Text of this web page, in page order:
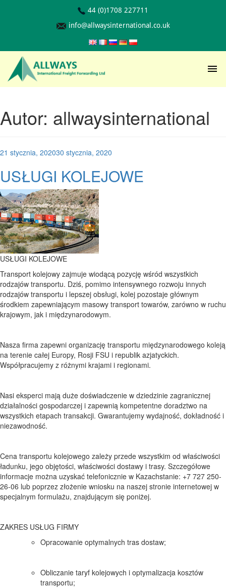
44 (0)1708 227711
info@allwaysinternational.co.uk
Autor: allwaysinternational
Posted
21 stycznia, 202030 stycznia, 2020
USŁUGI KOLEJOWE
USŁUGI KOLEJOWE
Transport kolejowy zajmuje wiodącą pozycję wśród wszystkich
rodzajów transportu. Dziś, pomimo intensywnego rozwoju innych
rodzajów transportu i lepszej obsługi, kolej pozostaje głównym
środkiem zapewniającym masowy transport towarów, zarówno w ruchu
krajowym, jak i międzynarodowym.
Nasza firma zapewni organizację transportu międzynarodowego koleją
na terenie całej Europy, Rosji FSU i republik azjatyckich.
Współpracujemy z różnymi krajami i regionami.
Nasi eksperci mają duże doświadczenie w dziedzinie zagranicznej
działalności gospodarczej i zapewnią kompetentne doradztwo na
wszystkich etapach transakcji. Gwarantujemy wydajność, dokładność i
niezawodność.
Cena transportu kolejowego zależy przede wszystkim od właściwości
ładunku, jego objętości, właściwości dostawy i trasy. Szczegółowe
informacje można uzyskać telefonicznie w Kazachstanie: +7 727 250-
26-06 lub poprzez złożenie wniosku na naszej stronie internetowej w
specjalnym formulażu, znajdującym się poniżej.
ZAKRES USŁUG FIRMY
Opracowanie optymalnych tras dostaw;
Obliczanie taryf kolejowych i optymalizacja kosztów
transportu;